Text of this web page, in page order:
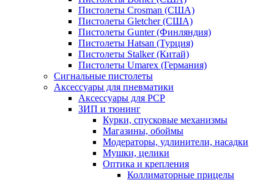
Пистолеты Crosman (США)
Пистолеты Gletcher (США)
Пистолеты Gunter (Финляндия)
Пистолеты Hatsan (Турция)
Пистолеты Stalker (Китай)
Пистолеты Umarex (Германия)
Сигнальные пистолеты
Аксессуары для пневматики
Аксессуары для PCP
ЗИП и тюнинг
Курки, спусковые механизмы
Магазины, обоймы
Модераторы, удлинители, насадки
Мушки, целики
Оптика и крепления
Коллиматорные прицелы